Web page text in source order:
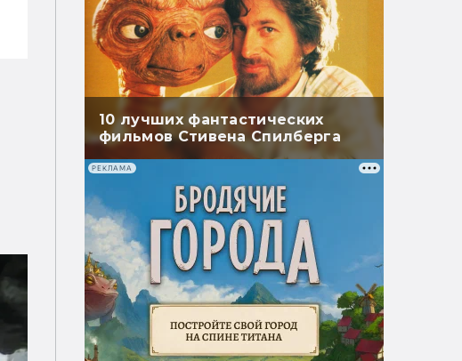
10 лучших фантастических
фильмов Стивена Спилберга
РЕКЛАМА